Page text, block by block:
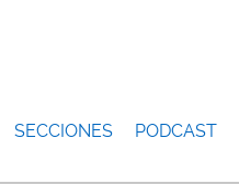
SECCIONES PODCAST